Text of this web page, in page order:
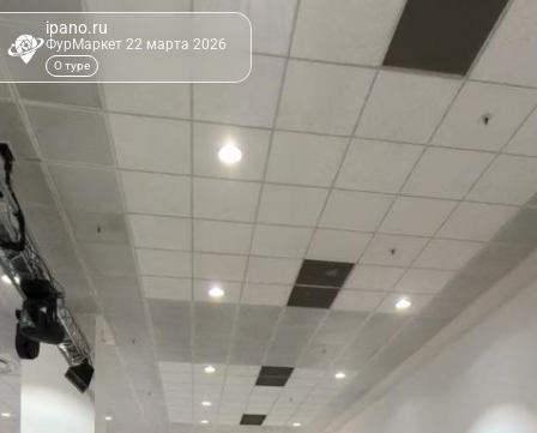
ipano.ru
ФурМаркет 22 марта 2026
О туре